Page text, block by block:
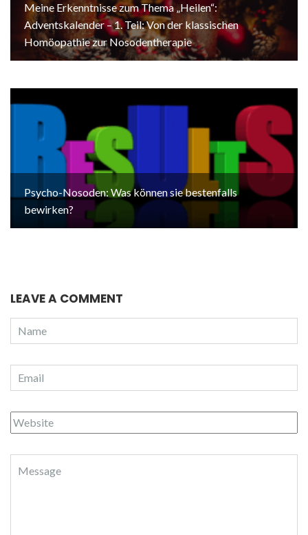
Meine Erkenntnisse zum Thema „Heilen“:
Adventskalender – 1. Teil: Von der klassischen
Homöopathie zur Nosodentherapie
Psycho-Nosoden: Was können sie bestenfalls
bewirken?
LEAVE A COMMENT